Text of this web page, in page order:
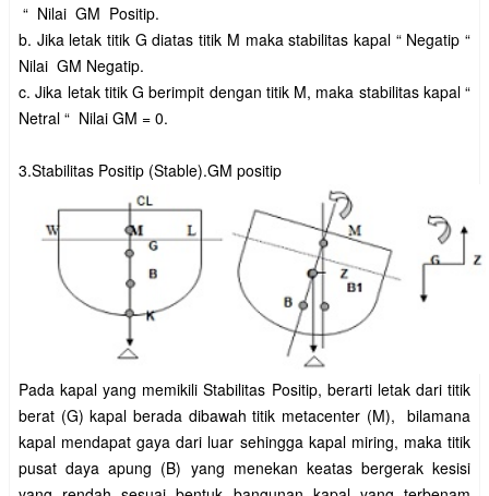
“ Nilai GM Positip.
b. Jika letak titik G diatas titik M maka stabilitas kapal “ Negatip “
Nilai GM Negatip.
c. Jika letak titik G berimpit dengan titik M, maka stabilitas kapal “
Netral “ Nilai GM = 0.
3.Stabilitas Positip (Stable).GM positip
Pada kapal yang memikili Stabilitas Positip, berarti letak dari titik
berat (G) kapal berada dibawah titik metacenter (M), bilamana
kapal mendapat gaya dari luar sehingga kapal miring, maka titik
pusat daya apung (B) yang menekan keatas bergerak kesisi